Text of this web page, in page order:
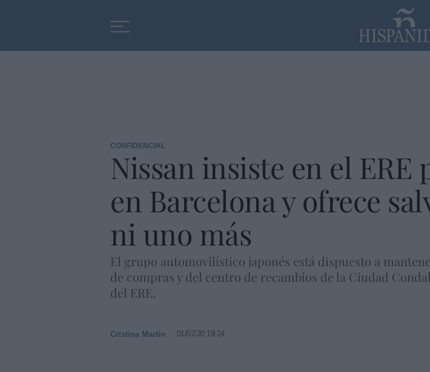
CONFIDENCIAL
Nissan insiste en el ERE
en Barcelona y ofrece
ni uno más
El grupo automovilístico japonés está dispuesto a
de compras y del centro de recambios de la Ciudad
del ERE.
Cristina Martín 01/07/20 19:24